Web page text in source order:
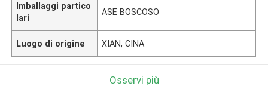
Imballaggi partico
lari
ASE BOSCOSO
Luogo di origine XIAN, CINA
Osservi più